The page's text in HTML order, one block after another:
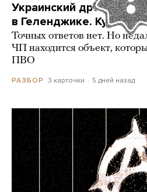
Украинский дрон попал
в Геленджике. Куда он
Точных ответов нет. Но
ЧП находится объект,
ПВО
РАЗБОР 3 карточки 5 дней назад